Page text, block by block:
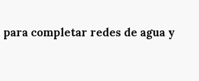
completar redes de agua y